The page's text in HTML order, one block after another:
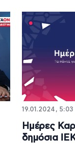
19.01.2024, 5:03
Ημέρες
δημόσια